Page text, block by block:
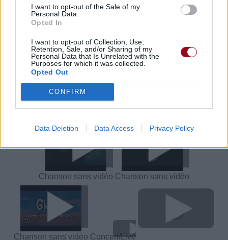
I want to opt-out of the Sale of my
Personal Data.
Opted In
I want to opt-out of Collection, Use,
Retention, Sale, and/or Sharing of my
Personal Data that Is Unrelated with the
Purposes for which it was collected.
Opted Out
CONFIRM
Data Deletion Data Access Privacy Policy
Trouver un instrument de musique ou une partition au
meilleur prix sur
Paroles + Traduction Téléchargement
Vidéos
Commentaires
Voir la vidéo de «Giant (Ft.
Rag'n'Bone Man)»
Chanson sans vidéo Chanson sans vidéo
Chanson sans vidéo Concert/Live